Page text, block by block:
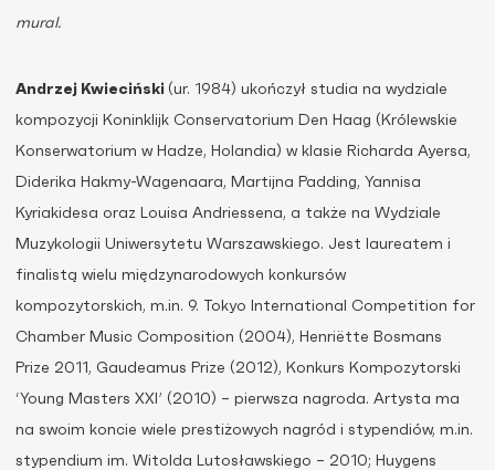
mural.
Andrzej Kwieciński (ur. 1984) ukończył studia na wydziale
kompozycji Koninklijk Conservatorium Den Haag (Królewskie
Konserwatorium w Hadze, Holandia) w klasie Richarda Ayersa,
Diderika Hakmy-Wagenaara, Martijna Padding, Yannisa
Kyriakidesa oraz Louisa Andriessena, a także na Wydziale
Muzykologii Uniwersytetu Warszawskiego. Jest laureatem i
finalistą wielu międzynarodowych konkursów
kompozytorskich, m.in. 9. Tokyo International Competition for
Chamber Music Composition (2004), Henriëtte Bosmans
Prize 2011, Gaudeamus Prize (2012), Konkurs Kompozytorski
‘Young Masters XXI’ (2010) – pierwsza nagroda. Artysta ma
na swoim koncie wiele prestiżowych nagród i stypendiów, m.in.
stypendium im. Witolda Lutosławskiego – 2010; Huygens